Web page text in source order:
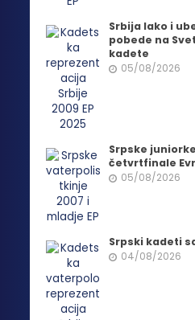
Srbija lako i
pobede na
kadete
05/08/2026
Srpske
četvrtfinale
05/08/2026
Srpski kadeti
04/08/2026